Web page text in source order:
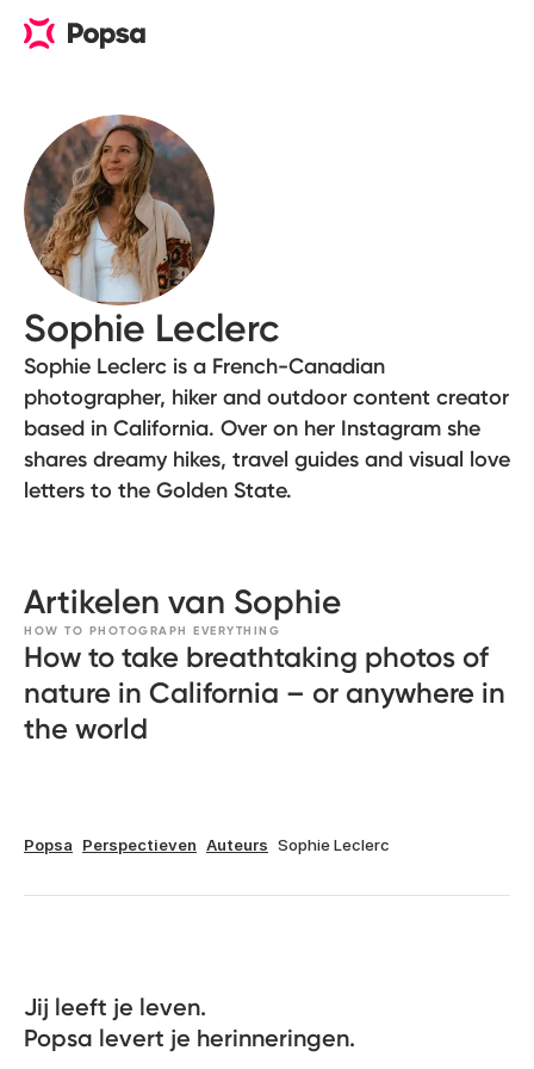
Sophie Leclerc
Sophie Leclerc is a French-Canadian
photographer, hiker and outdoor content creator
based in California. Over on her Instagram she
shares dreamy hikes, travel guides and visual love
letters to the Golden State.
Artikelen van Sophie
HOW TO PHOTOGRAPH EVERYTHING
How to take breathtaking photos of
nature in California – or anywhere in
the world
Popsa Perspectieven Auteurs Sophie Leclerc
Jij leeft je leven.
Popsa levert je herinneringen.